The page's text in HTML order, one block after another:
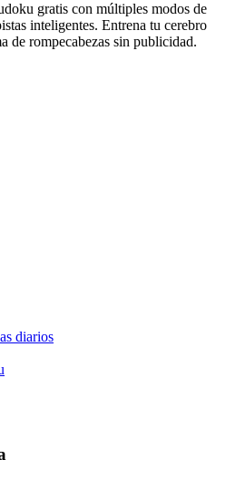
gratis con múltiples modos de
inteligentes. Entrena tu cerebro
de rompecabezas sin publicidad.
diarios